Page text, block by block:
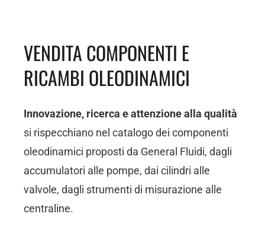
VENDITA COMPONENTI E
RICAMBI OLEODINAMICI
Innovazione, ricerca e attenzione alla qualità
si rispecchiano nel catalogo dei componenti
oleodinamici proposti da General Fluidi, dagli
accumulatori alle pompe, dai cilindri alle
valvole, dagli strumenti di misurazione alle
centraline.